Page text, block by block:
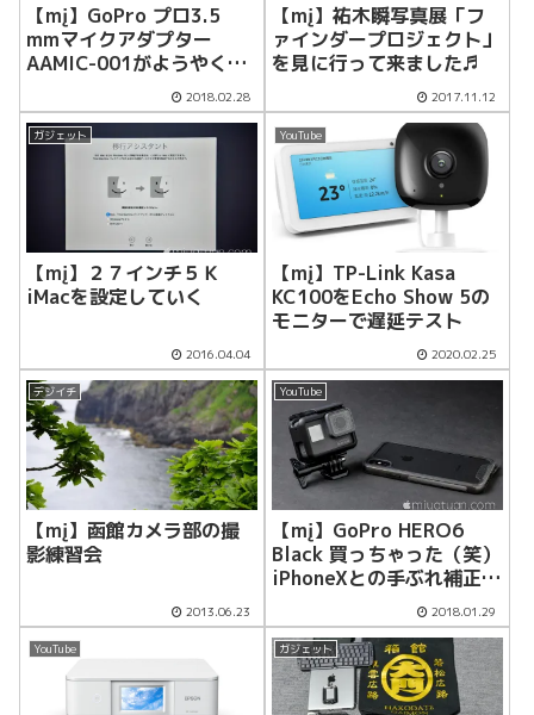
【mį】GoPro プロ3.5
mmマイクアダプター
AAMIC-001がようやく到
着したしたのでFM-15フレ
キシブルマイクを組み合わ
せて使ってみる
2018.02.28
【mį】祐木瞬写真展「フ
ァインダープロジェクト」
を見に行って来ました♬
2017.11.12
ガジェット
【mį】２７インチ５Ｋ
iMacを設定していく
2016.04.04
YouTube
【mį】TP-Link Kasa
KC100をEcho Show 5の
モニターで遅延テスト
2020.02.25
デジイチ
【mį】函館カメラ部の撮
影練習会
2013.06.23
YouTube
【mį】GoPro HERO6
Black 買っちゃった（笑）
iPhoneXとの手ぶれ補正比
2018.01.29
YouTube ガジェット